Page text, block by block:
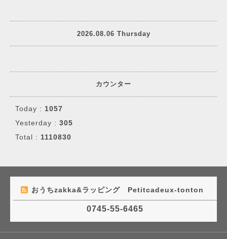
2026.08.06 Thursday
カウンター
Today : 1057
Yesterday : 305
Total : 1110830
おうちzakka&ラッピング Petitcadeux-tonton
0745-55-6465